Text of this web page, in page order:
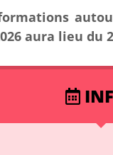
aura lieu